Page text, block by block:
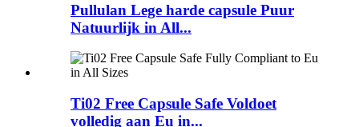
Pullulan Lege harde capsule Puur
Natuurlijk in All...
Ti02 Free Capsule Safe Voldoet
volledig aan Eu in...